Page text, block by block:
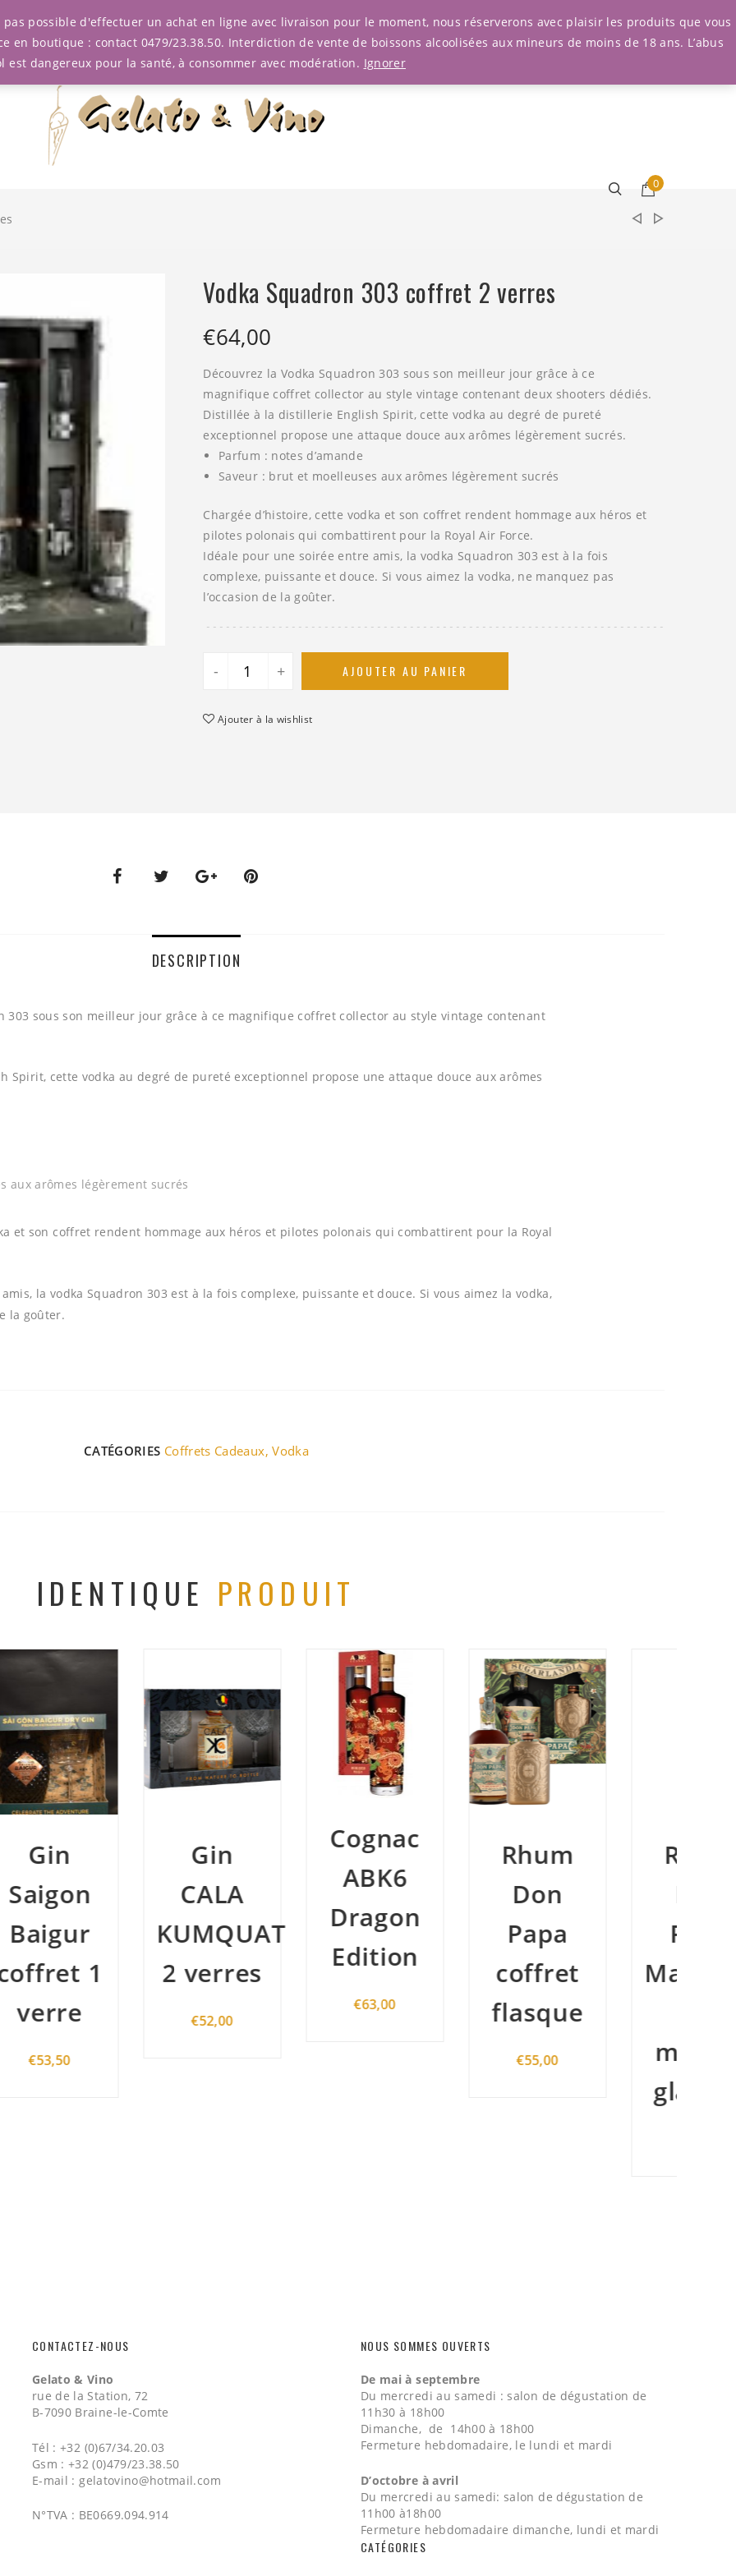
Connexion
0
Vodka Squadron 303 coffret 2 verres
€64,00
Découvrez la Vodka Squadron 303 sous son meilleur jour grâce à ce
magnifique coffret collector au style vintage contenant deux shooters dédiés.
Distillée à la distillerie English Spirit, cette vodka au degré de pureté
exceptionnel propose une attaque douce aux arômes légèrement sucrés.
Parfum : notes d’amande
Saveur : brut et moelleuses aux arômes légèrement sucrés
Chargée d’histoire, cette vodka et son coffret rendent hommage aux héros et
pilotes polonais qui combattirent pour la Royal Air Force.
Idéale pour une soirée entre amis, la vodka Squadron 303 est à la fois
complexe, puissante et douce. Si vous aimez la vodka, ne manquez pas
l’occasion de la goûter.
- + AJOUTER AU PANIER
Ajouter à la wishlist
DESCRIPTION
303 sous son meilleur jour grâce à ce magnifique coffret collector au style vintage contenant
Spirit, cette vodka au degré de pureté exceptionnel propose une attaque douce aux arômes
aux arômes légèrement sucrés
et son coffret rendent hommage aux héros et pilotes polonais qui combattirent pour la Royal
la vodka Squadron 303 est à la fois complexe, puissante et douce. Si vous aimez la vodka,
la goûter.
CATÉGORIES Coffrets Cadeaux,Vodka
IDENTIQUE PRODUIT
CALA
KUMQUAT
2 verres
Dragon
Edition
Rhum
Papa
coffret
flasque
Rhum
Masskara
+ 4
moules
CONTACTEZ-NOUS
Gelato & Vino
rue de la Station, 72
B-7090 Braine-le-Comte
Tél : +32 (0)67/34.20.03
Gsm : +32 (0)479/23.38.50
E-mail : gelatovino@hotmail.com
N°TVA : BE0669.094.914
NOUS SOMMES OUVERTS
De mai à septembre
Du mercredi au samedi : salon de dégustation de
11h30 à 18h00
Dimanche, de 14h00 à 18h00
Fermeture hebdomadaire, le lundi et mardi
D’octobre à avril
Du mercredi au samedi: salon de dégustation de
11h00 à18h00
Fermeture hebdomadaire dimanche, lundi et mardi
CATÉGORIES
possible d'effectuer un achat en ligne avec livraison pour le moment, nous réserverons avec plaisir les produits que vous
boutique : contact 0479/23.38.50. Interdiction de vente de boissons alcoolisées aux mineurs de moins de 18 ans. L’abus
est dangereux pour la santé, à consommer avec modération. Ignorer